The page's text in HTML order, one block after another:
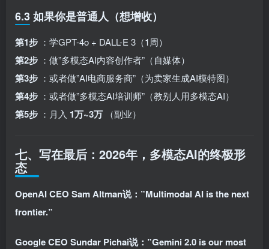
6.3 如果你是普通人（想增收）
第1步 ：学GPT-4o + DALL-E 3（1周）
第2步 ：做”多模态AI内容创作者”（自媒体）
第3步 ：或者做”AI电商服务商”（为卖家生成AI模特图）
第4步 ：或者做”多模态AI培训师”（教别人用多模态AI）
第5步 ：月入 1万~3万 （副业）
七、写在最后：2026年，多模态AI的终极形
态
OpenAI CEO Sam Altman说：”Multimodal AI is the next
frontier.”
Google CEO Sundar Pichai说：”Gemini 2.0 is our most